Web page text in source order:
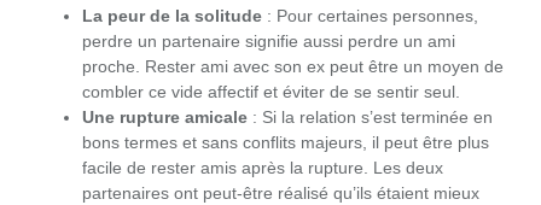
La peur de la solitude : Pour certaines personnes,
perdre un partenaire signifie aussi perdre un ami
proche. Rester ami avec son ex peut être un moyen de
combler ce vide affectif et éviter de se sentir seul.
Une rupture amicale : Si la relation s’est terminée en
bons termes et sans conflits majeurs, il peut être plus
facile de rester amis après la rupture. Les deux
partenaires ont peut-être réalisé qu’ils étaient mieux